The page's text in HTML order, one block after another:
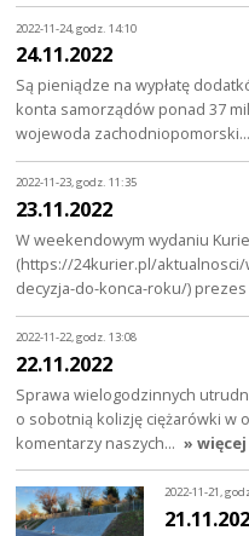
2022-11-24, godz. 14:10
24.11.2022
Są pieniądze na wypłatę
konta samorządów ponad 37
wojewoda zachodniopomorski…
2022-11-23, godz. 11:35
23.11.2022
W weekendowym wydaniu
(https://24kurier.pl/
decyzja-do-konca-roku/)
2022-11-22, godz. 13:08
22.11.2022
Sprawa wielogodzinnych
o sobotnią kolizję ciężarówki w
komentarzy naszych… » więcej
2022-11-21,